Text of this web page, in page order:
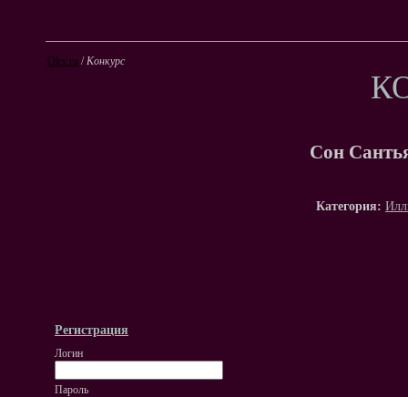
Olrs.ru /Конкурс
Регистрация
Логин
Пароль
Сон
Категория: